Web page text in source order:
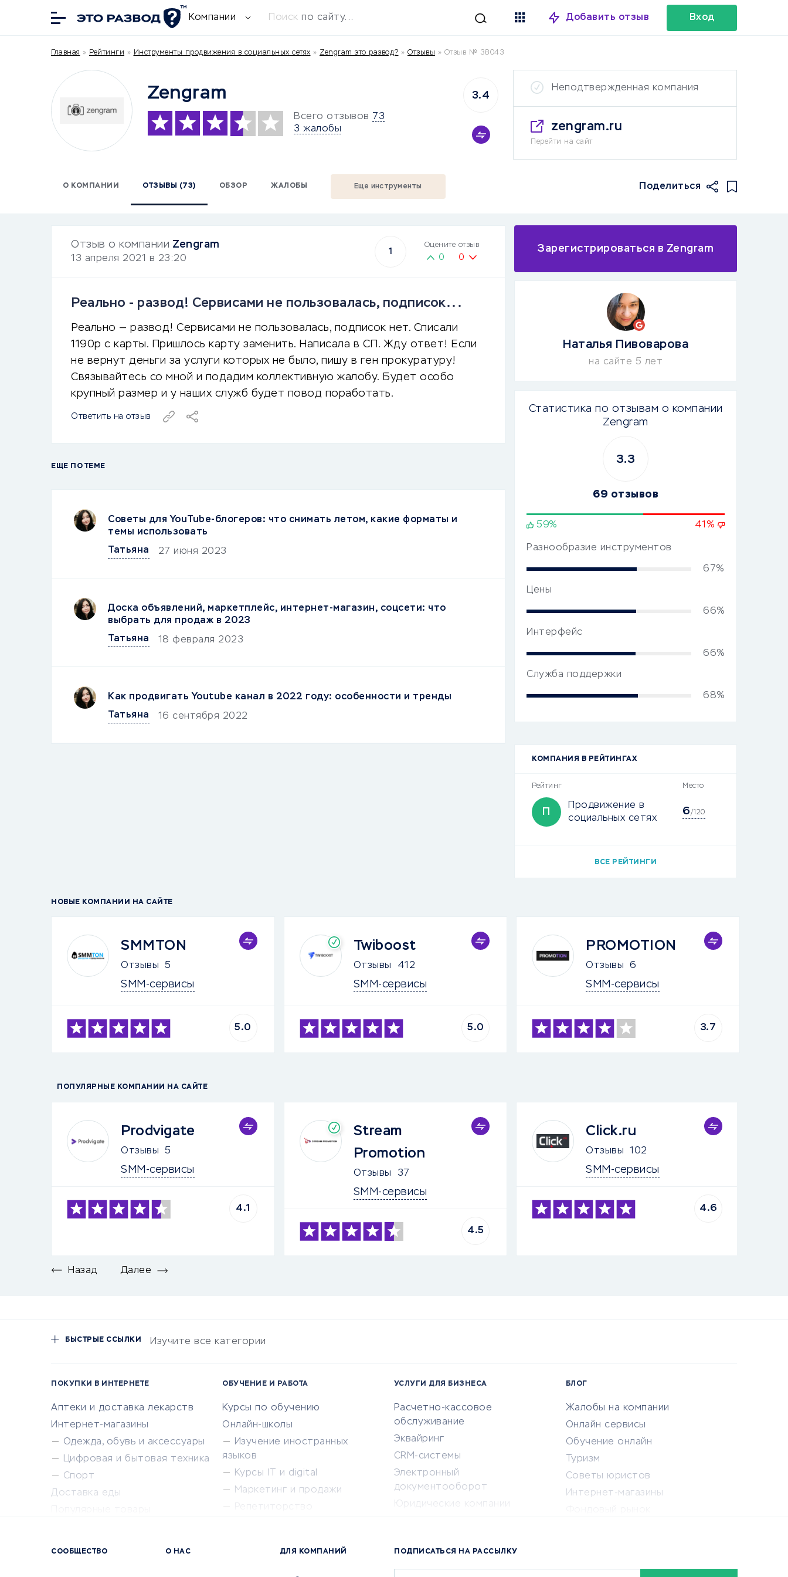
Компании Поиск по сайту... Добавить отзыв Вход
Главная » Рейтинги » Инструменты продвижения в социальных сетях » Zengram это развод? » Отзывы » Отзыв № 38043
Zengram
Всего отзывов 73
3 жалобы
3.4
Неподтвержденная компания
zengram.ru
Перейти на сайт
О КОМПАНИИ ОТЗЫВЫ (73) ОБЗОР ЖАЛОБЫ Еще инструменты Поделиться
Отзыв о компании Zengram
13 апреля 2021 в 23:20
1
Оцените отзыв
0 0
Реально - развод! Сервисами не пользовалась, подписок...
Реально — развод! Сервисами не пользовалась, подписок нет. Списали
1190р с карты. Пришлось карту заменить. Написала в СП. Жду ответ! Если
не вернут деньги за услуги которых не было, пишу в ген прокуратуру!
Связывайтесь со мной и подадим коллективную жалобу. Будет особо
крупный размер и у наших служб будет повод поработать.
Ответить на отзыв
ЕЩЕ ПО ТЕМЕ
Советы для YouTube-блогеров: что снимать летом, какие форматы и
темы использовать
Татьяна
27 июня 2023
Доска объявлений, маркетплейс, интернет-магазин, соцсети: что
выбрать для продаж в 2023
Татьяна
18 февраля 2023
Как продвигать Youtubе канал в 2022 году: особенности и тренды
Татьяна
16 сентября 2022
Зарегистрироваться в Zengram
Наталья Пивоварова
на сайте 5 лет
Статистика по отзывам о компании
Zengram
3.3
69 отзывов
59% 41%
Разнообразие инструментов
67%
Цены
66%
Интерфейс
66%
Служба поддержки
68%
КОМПАНИЯ В РЕЙТИНГАХ
Рейтинг Место
П
Продвижение в
социальных сетях
6/120
ВСЕ РЕЙТИНГИ
НОВЫЕ КОМПАНИИ НА САЙТЕ
SMMTON
Отзывы 5
SMM-сервисы
5.0
Twiboost
Отзывы 412
SMM-сервисы
5.0
PROMOTION
Отзывы 6
SMM-сервисы
3.7
ПОПУЛЯРНЫЕ КОМПАНИИ НА САЙТЕ
Prodvigate
Отзывы 5
SMM-сервисы
4.1
Stream
Promotion
Отзывы 37
SMM-сервисы
4.5
Click.ru
Отзывы 102
SMM-сервисы
4.6
Назад Далее
БЫСТРЫЕ ССЫЛКИ Изучите все категории
ПОКУПКИ В ИНТЕРНЕТЕ
Аптеки и доставка лекарств
Интернет-магазины
Одежда, обувь и аксессуары
Цифровая и бытовая техника
Спорт
Доставка еды
ОБУЧЕНИЕ И РАБОТА
Курсы по обучению
Онлайн-школы
Изучение иностранных
языков
Курсы IT и digital
Маркетинг и продажи
УСЛУГИ ДЛЯ БИЗНЕСА
Расчетно-кассовое
обслуживание
Эквайринг
CRM-системы
Электронный
документооборот
Юридические компании
Бухгалтерия онлайн
Онлайн-кассы
БЛОГ
Жалобы на компании
Онлайн сервисы
Обучение онлайн
Туризм
Советы юристов
Интернет-магазины
СООБЩЕСТВО О НАС ДЛЯ КОМПАНИЙ ПОДПИСАТЬСЯ НА РАССЫЛКУ